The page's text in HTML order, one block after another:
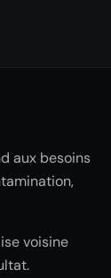
aux besoins
voisine